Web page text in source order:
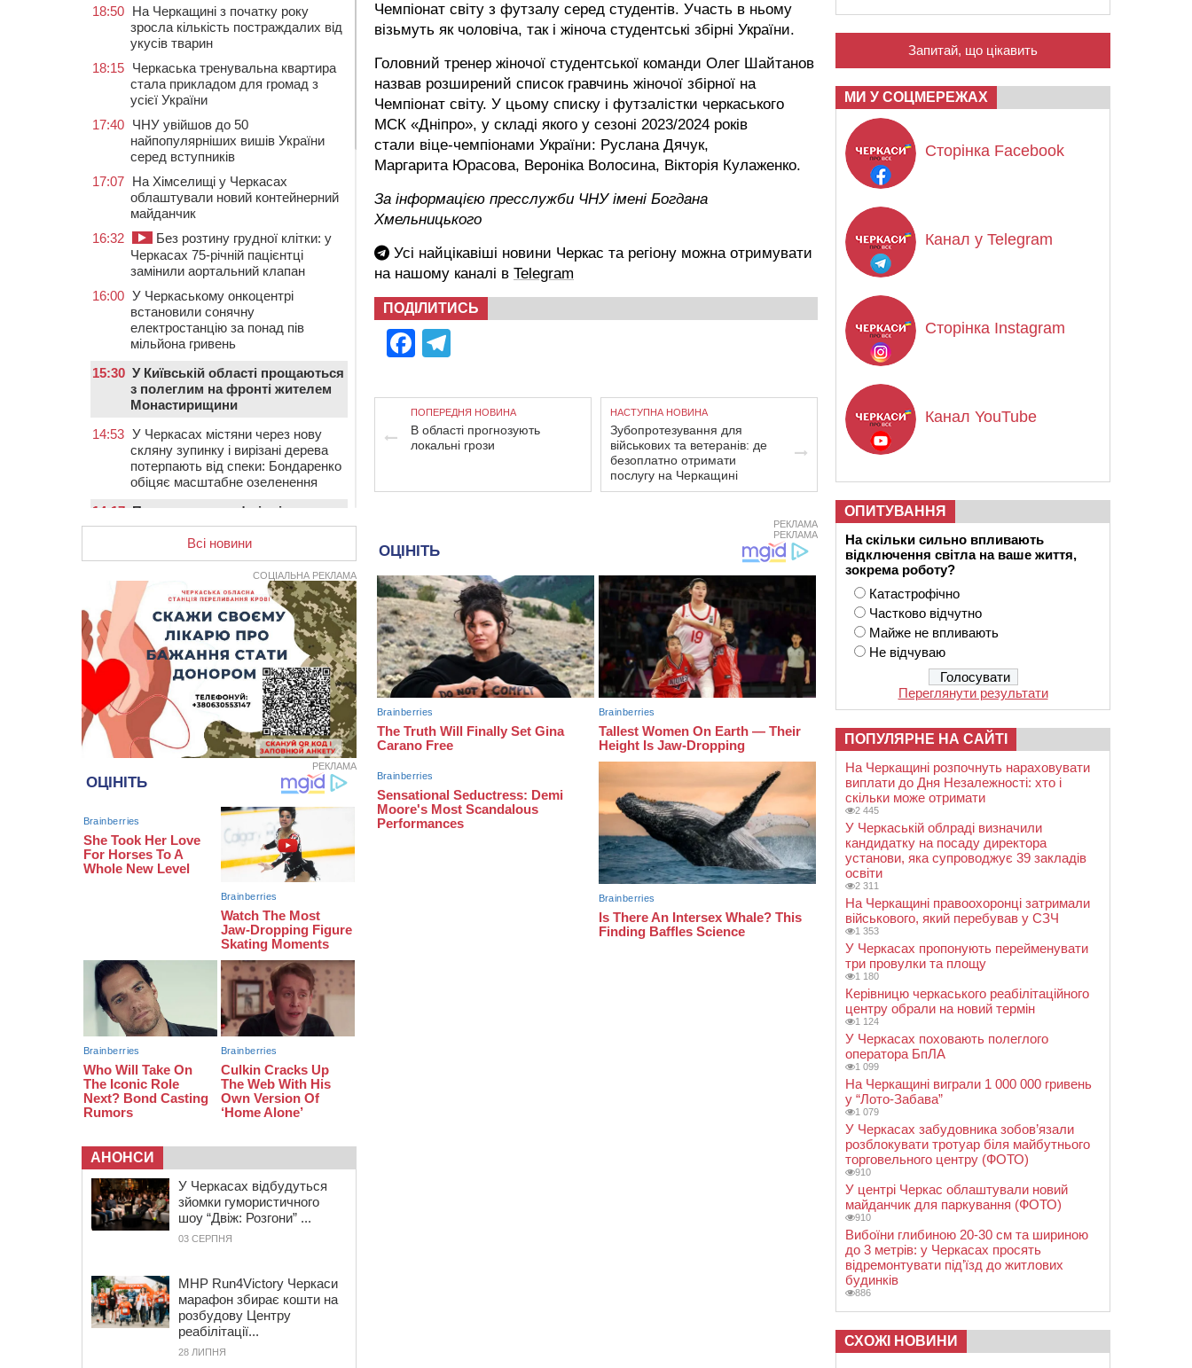
Чемпіонат світу з футзалу серед студентів. Участь в ньому
візьмуть як чоловіча, так і жіноча студентські збірні України.
Головний тренер жіночої студентської команди Олег Шайтанов
назвав розширений список гравчинь жіночої збірної на
Чемпіонат світу. У цьому списку і футзалістки черкаського
МСК «Дніпро», у складі якого у сезоні 2023/2024 років
стали віце-чемпіонами України: Руслана Дячук,
Маргарита Юрасова, Вероніка Волосина, Вікторія Кулаженко.
За інформацією пресслужби ЧНУ імені Богдана
Хмельницького
Усі найцікавіші новини Черкас та регіону можна отримувати
на нашому каналі в Telegram
ПОДІЛИТИСЬ
Facebook
ПОПЕРЕДНЯ НОВИНА
В області прогнозують
локальні грози
НАСТУПНА НОВИНА
Зубопротезування для
військових та ветеранів: де
безоплатно отримати
послугу на Черкащині
РЕКЛАМА
РЕКЛАМА
18:50 На Черкащині з початку року
зросла кількість постраждалих від
укусів тварин
18:15 Черкаська тренувальна квартира
стала прикладом для громад з
усієї України
17:40 ЧНУ увійшов до 50
найпопулярніших вишів України
серед вступників
17:07 На Хімселищі у Черкасах
облаштували новий контейнерний
майданчик
16:32
Без розтину грудної клітки: у
Черкасах 75-річній пацієнтці
замінили аортальний клапан
16:00 У Черкаському онкоцентрі
встановили сонячну
електростанцію за понад пів
мільйона гривень
15:30 У Київській області прощаються
з полеглим на фронті жителем
Монастирищини
14:53 У Черкасах містяни через нову
скляну зупинку і вирізані дерева
потерпають від спеки: Бондаренко
обіцяє масштабне озеленення
14:17 Провокував конфлікт і
зачинився в автівці: у ТЦК
прокоментували скандал із
затриманням чоловіка у
13:55
У Тальному працівники ТЦК
вибили вікно і витягли з автівки
чоловіка (ВІДЕО)
13:27
На Звенигородщині чоловік до
смерті побив 82-річного
односельця
12:57
У Черкасах СБУ викрила
прокремлівську агітаторку, яка
України
“Як сказати дитині, що тато
загинув?”: для вихователів
Черкащини запускають серію
унікальних тренінгів
На Золотоніщині вже десяту
добу гасять пожежу торфу
Від 80 гривень за кілограм: в
Україні прогнозують стрибок цін на
гречку
10:56 Захисника зі Звенигородщини,
який обороняв Авдіївку,
нагородили “Комбатантським
хрестом”
Всі новини
СОЦІАЛЬНА РЕКЛАМА
РЕКЛАМА
АНОНСИ
У Черкасах відбудуться
зйомки гумористичного
шоу “Двіж: Розгони” ...
03 СЕРПНЯ
MHP Run4Victory Черкаси
марафон збирає кошти на
розбудову Центру
реабілітації...
28 ЛИПНЯ
Запитай, що цікавить
МИ У СОЦМЕРЕЖАХ
Сторінка Facebook
Канал у Telegram
Сторінка Instagram
Канал YouTube
ОПИТУВАННЯ
На скільки сильно впливають
відключення світла на ваше життя,
зокрема роботу?
Катастрофічно
Частково відчутно
Майже не впливають
Не відчуваю
Переглянути результати
ПОПУЛЯРНЕ НА САЙТІ
На Черкащині розпочнуть нараховувати
виплати до Дня Незалежності: хто і
скільки може отримати
2 445
У Черкаській облраді визначили
кандидатку на посаду директора
установи, яка супроводжує 39 закладів
освіти
2 311
На Черкащині правоохоронці затримали
військового, який перебував у СЗЧ
1 353
У Черкасах пропонують перейменувати
три провулки та площу
1 180
Керівницю черкаського реабілітаційного
центру обрали на новий термін
1 124
У Черкасах поховають полеглого
оператора БпЛА
1 099
На Черкащині виграли 1 000 000 гривень
у “Лото-Забава”
1 079
У Черкасах забудовника зобов’язали
розблокувати тротуар біля майбутнього
торговельного центру (ФОТО)
910
У центрі Черкас облаштували новий
майданчик для паркування (ФОТО)
910
Вибоїни глибиною 20-30 см та шириною
до 3 метрів: у Черкасах просять
відремонтувати під’їзд до житлових
будинків
886
СХОЖІ НОВИНИ